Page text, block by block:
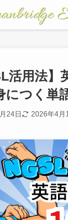
活用法
につく単
24日 2026年4月